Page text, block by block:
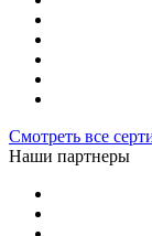
Смотреть все
Наши партнеры